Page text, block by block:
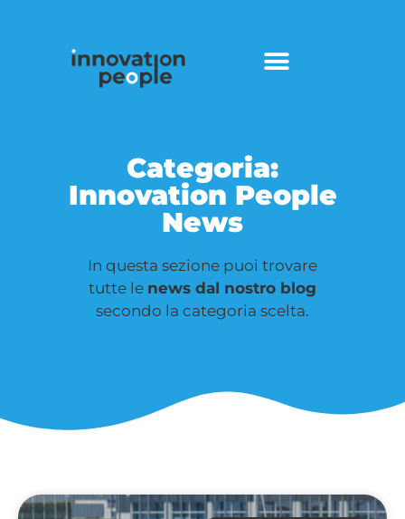
Categoria:
Innovation People
News
In questa sezione puoi trovare
tutte le news dal nostro blog
secondo la categoria scelta.